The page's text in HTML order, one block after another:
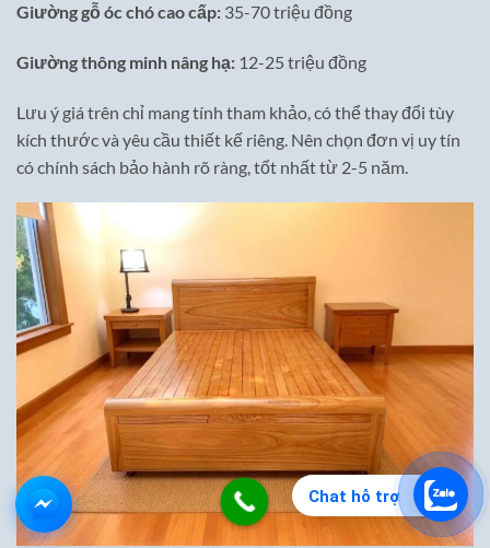
Chat hỗ trợ
Giường gỗ óc chó cao cấp: 35-70 triệu đồng
Giường thông minh nâng hạ: 12-25 triệu đồng
Lưu ý giá trên chỉ mang tính tham khảo, có thể thay đổi tùy
kích thước và yêu cầu thiết kế riêng. Nên chọn đơn vị uy tín
có chính sách bảo hành rõ ràng, tốt nhất từ 2-5 năm.